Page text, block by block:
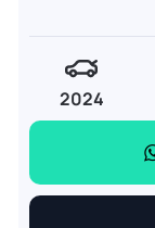
2024